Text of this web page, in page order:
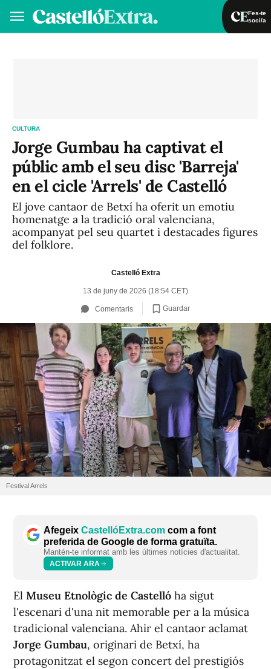
Fes-te
soci/a
CULTURA
Jorge Gumbau ha captivat el
públic amb el seu disc 'Barreja'
en el cicle 'Arrels' de Castelló
El jove cantaor de Betxí ha oferit un emotiu
homenatge a la tradició oral valenciana,
acompanyat pel seu quartet i destacades figures
del folklore.
Castelló Extra
13 de juny de 2026 (18:54 CET)
Comentaris Guardar
Festival Arrels
Afegeix CastellóExtra.com com a font
preferida de Google de forma gratuïta.
Mantén-te informat amb les últimes notícies d'actualitat.
ACTIVAR ARA
El Museu Etnològic de Castelló ha sigut
l'escenari d'una nit memorable per a la música
tradicional valenciana. Ahir el cantaor aclamat
Jorge Gumbau, originari de Betxí, ha
protagonitzat el segon concert del prestigiós